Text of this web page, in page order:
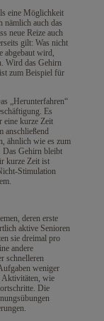
eine Möglichkeit
nämlich auch das
neue Reize auch
gilt: Was nicht
abgebaut wird,
Wird das Gehirn
zum Beispiel für
„Herunterfahren“
Es
eine kurze Zeit
anschließend
ähnlich wie es zum
Das Gehirn bleibt
kurze Zeit ist
Stimulation
deren erste
aktive Senioren
sie dreimal pro
andere
schnelleren
weniger
Aktivitäten, wie
Die